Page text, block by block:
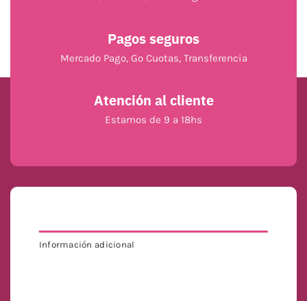
Pagos seguros
Mercado Pago, Go Cuotas, Transferencia
Atención al cliente
Estamos de 9 a 18hs
Información adicional